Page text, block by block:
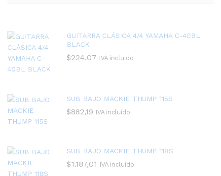
GUITARRA CLÁSICA 4/4 YAMAHA C-40BL
BLACK
$224,07 IVA incluido
SUB BAJO MACKIE THUMP 115S
$882,19 IVA incluido
SUB BAJO MACKIE THUMP 118S
$1.187,01 IVA incluido